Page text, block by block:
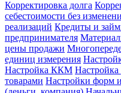
Корректировка долга
себестоимости без
реализаций Кредиты и
предпринимателя
цены продажи
единиц измерения
Настройка ККМ
товарами Настройки форм